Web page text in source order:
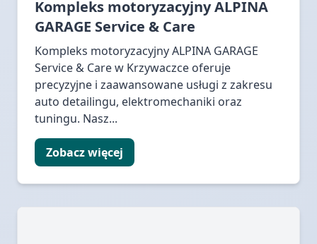
Kompleks motoryzacyjny ALPINA
GARAGE Service & Care
Kompleks motoryzacyjny ALPINA GARAGE
Service & Care w Krzywaczce oferuje
precyzyjne i zaawansowane usługi z zakresu
auto detailingu, elektromechaniki oraz
tuningu. Nasz...
Zobacz więcej